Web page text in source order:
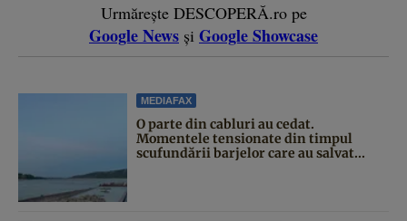
Urmărește DESCOPERĂ.ro pe
Google News și Google Showcase
MEDIAFAX
O parte din cabluri au cedat.
Momentele tensionate din timpul
scufundării barjelor care au salvat...